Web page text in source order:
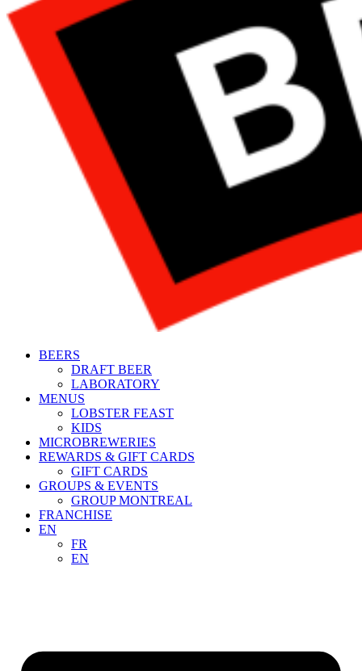
BEERS
DRAFT BEER
LABORATORY
MENUS
LOBSTER FEAST
KIDS
MICROBREWERIES
REWARDS & GIFT CARDS
GIFT CARDS
GROUPS & EVENTS
GROUP MONTREAL
FRANCHISE
EN
FR
EN